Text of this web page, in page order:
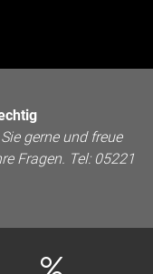
gerne und freue
Fragen. Tel: 05221